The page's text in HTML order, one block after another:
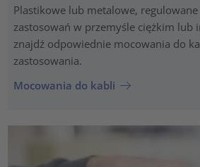
Plastikowe lub metalowe, regulowane
zastosowań w przemyśle ciężkim lub
znajdź odpowiednie mocowania do
zastosowania.
Mocowania do kabli